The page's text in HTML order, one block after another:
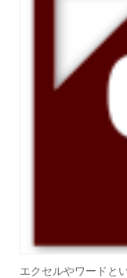
エクセルやワードと